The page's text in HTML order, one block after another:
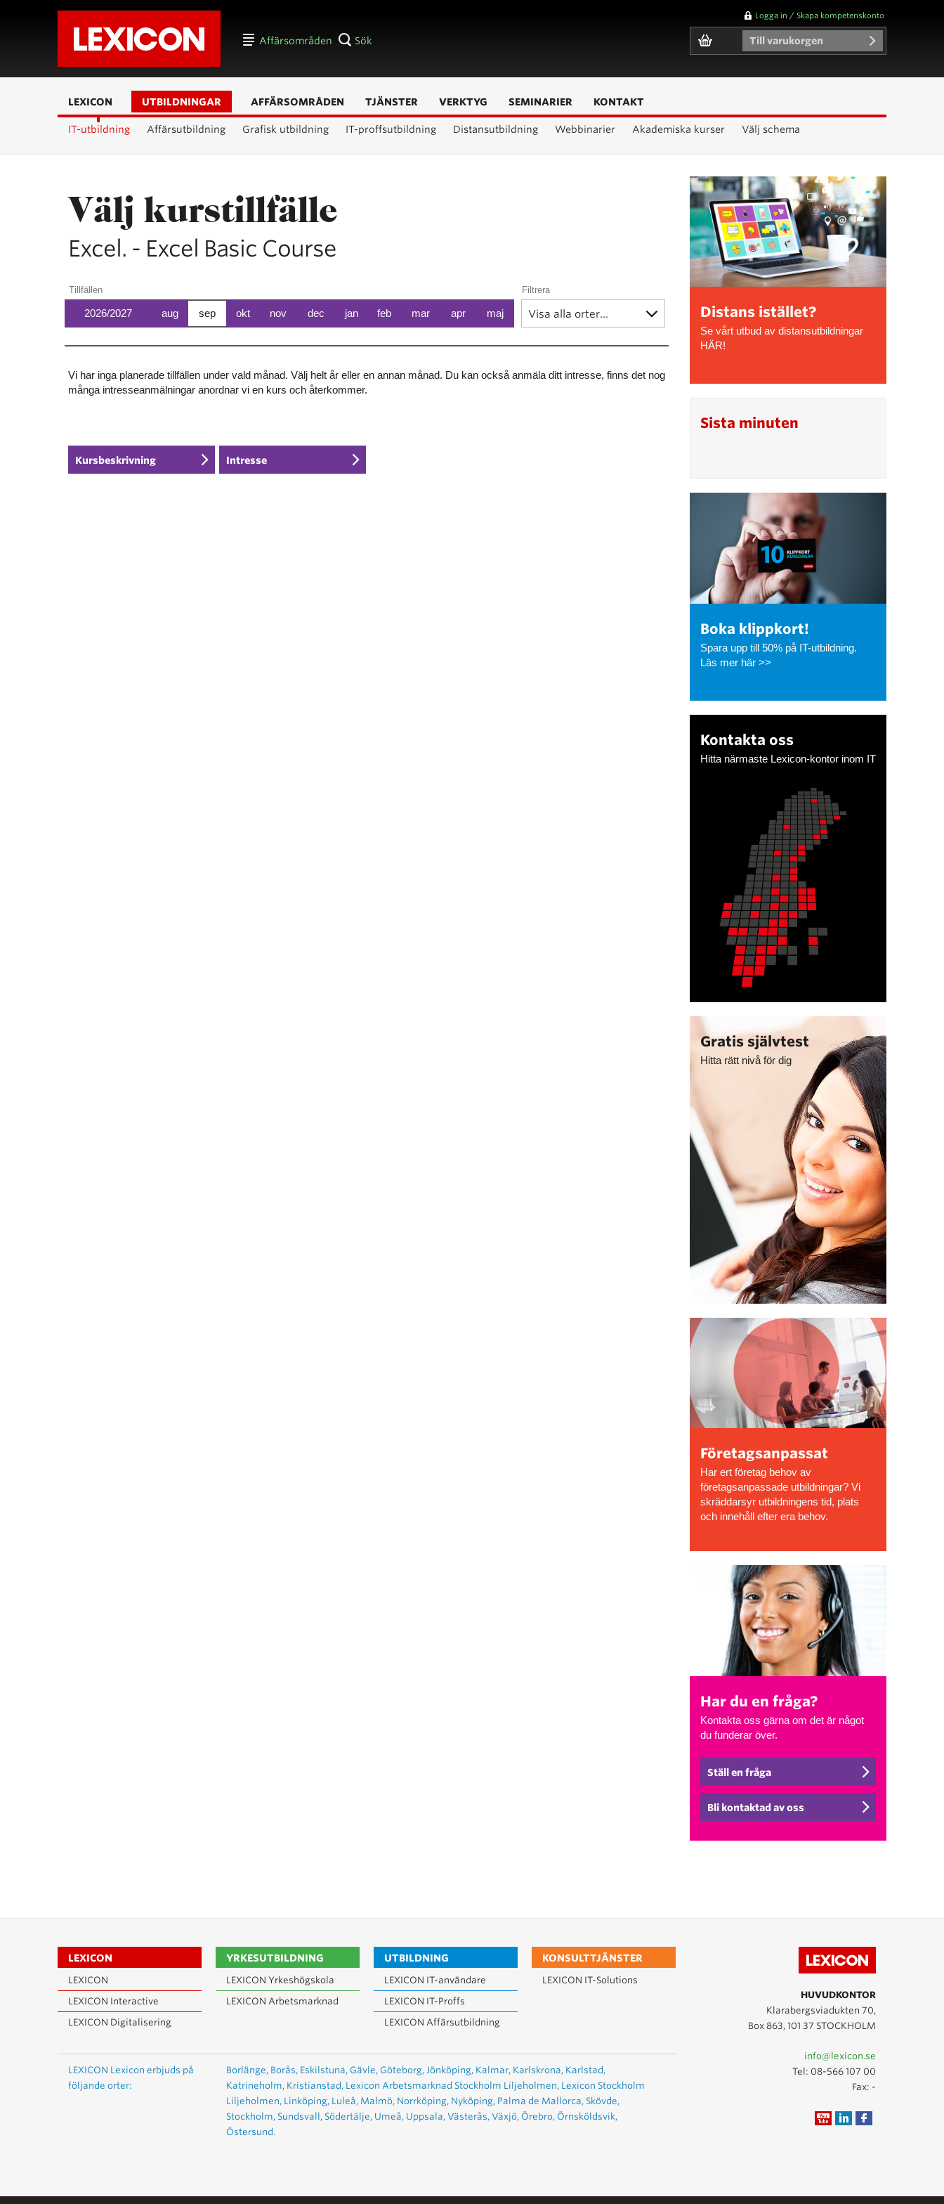
Affärsområden Sök
Logga in / Skapa kompetenskonto
Till varukorgen
LEXICON UTBILDNINGAR
IT-utbildning Affärsutbildning Grafisk utbildning IT-proffsutbildning Distansutbildning Webbinarier Akademiska kurser Välj schema
AFFÄRSOMRÅDEN TJÄNSTER VERKTYG SEMINARIER KONTAKT
Välj kurstillfälle
Excel. - Excel Basic Course
Tillfällen
2026/2027 aug sep okt nov dec jan feb mar apr maj
Filtrera
Vi har inga planerade tillfällen under vald månad. Välj helt år eller en annan månad. Du kan också anmäla ditt intresse, finns det nog
många intresseanmälningar anordnar vi en kurs och återkommer.
Kursbeskrivning Intresse
Distans istället?
Se vårt utbud av distansutbildningar
HÄR!
Sista minuten
Boka klippkort!
Spara upp till 50% på IT-utbildning.
Läs mer här >>
Kontakta oss
Hitta närmaste Lexicon-kontor inom IT
Gratis självtest
Hitta rätt nivå för dig
Företagsanpassat
Har ert företag behov av
företagsanpassade utbildningar? Vi
skräddarsyr utbildningens tid, plats
och innehåll efter era behov.
Har du en fråga?
Kontakta oss gärna om det är något
du funderar över.
Ställ en fråga
Bli kontaktad av oss
LEXICON
LEXICON
LEXICON Interactive
LEXICON Digitalisering
YRKESUTBILDNING
LEXICON Yrkeshögskola
LEXICON Arbetsmarknad
UTBILDNING
LEXICON IT-användare
LEXICON IT-Proffs
LEXICON Affärsutbildning
KONSULTTJÄNSTER
LEXICON IT-Solutions
LEXICON Lexicon erbjuds på
följande orter:
Borlänge, Borås, Eskilstuna, Gävle, Göteborg, Jönköping, Kalmar, Karlskrona, Karlstad,
Katrineholm, Kristianstad, Lexicon Arbetsmarknad Stockholm Liljeholmen, Lexicon Stockholm
Liljeholmen, Linköping, Luleå, Malmö, Norrköping, Nyköping, Palma de Mallorca, Skövde,
Stockholm, Sundsvall, Södertälje, Umeå, Uppsala, Västerås, Växjö, Örebro, Örnsköldsvik,
Östersund.
HUVUDKONTOR
Klarabergsviadukten 70,
Box 863, 101 37 STOCKHOLM
info@lexicon.se
Tel: 08-566 107 00
Fax: -